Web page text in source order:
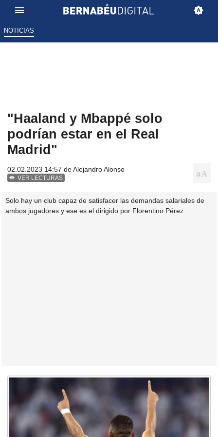
NOTICIAS
"Haaland y Mbappé solo
podrían estar en el Real
Madrid"
02.02.2023 14:57 deAlejandro Alonso
VER LECTURAS
Solo hay un club capaz de satisfacer las demandas salariales de
ambos jugadores y ese es el dirigido por Florentino Pérez